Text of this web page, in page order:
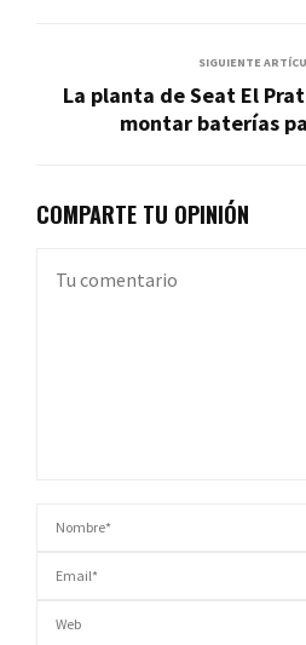
SIGUIENTE
La planta de Seat El
montar baterías
COMPARTE TU OPINIÓN